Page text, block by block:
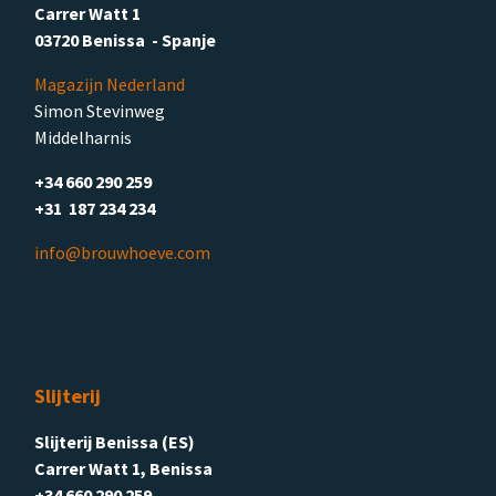
Carrer Watt 1
03720 Benissa - Spanje
Magazijn Nederland
Simon Stevinweg
Middelharnis
+34 660 290 259
+31 187 234 234
info@brouwhoeve.com
Slijterij
Slijterij Benissa (ES)
Carrer Watt 1, Benissa